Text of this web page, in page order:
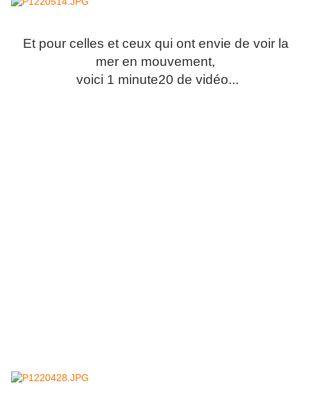
Et pour celles et ceux qui ont envie de voir la
mer en mouvement,
voici 1 minute20 de vidéo...